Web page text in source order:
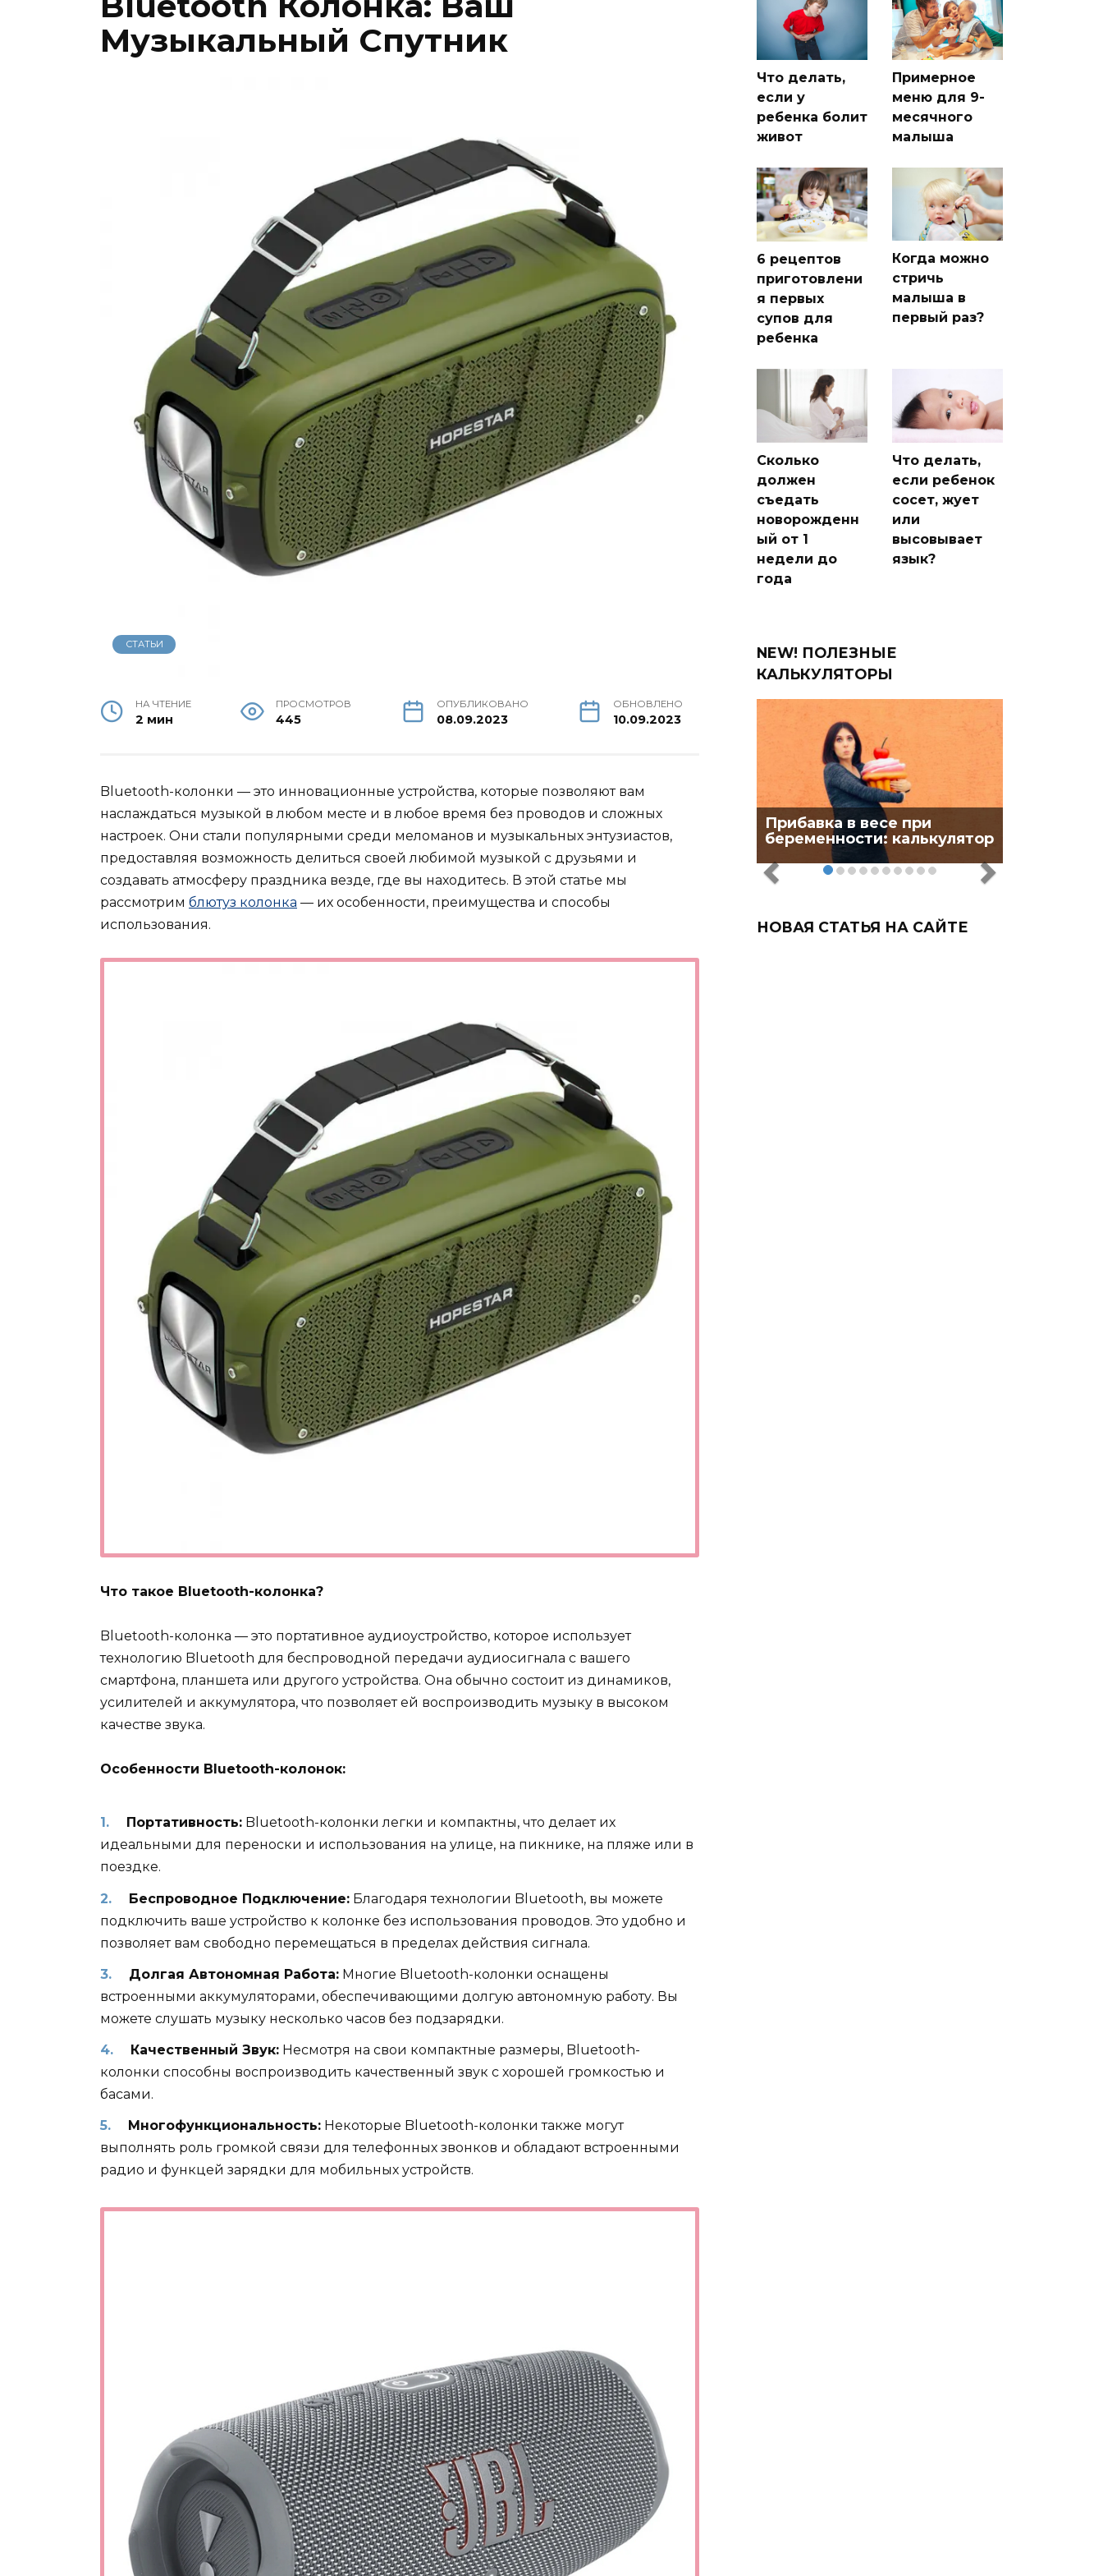
Музыкальный Спутник
СТАТЬИ
НА ЧТЕНИЕ
2 мин
ПРОСМОТРОВ
445
ОПУБЛИКОВАНО
08.09.2023
ОБНОВЛЕНО
10.09.2023
Bluetooth-колонки — это инновационные устройства, которые позволяют вам
наслаждаться музыкой в любом месте и в любое время без проводов и сложных
настроек. Они стали популярными среди меломанов и музыкальных энтузиастов,
предоставляя возможность делиться своей любимой музыкой с друзьями и
создавать атмосферу праздника везде, где вы находитесь. В этой статье мы
рассмотрим блютуз колонка — их особенности, преимущества и способы
использования.
Что такое Bluetooth-колонка?
Bluetooth-колонка — это портативное аудиоустройство, которое использует
технологию Bluetooth для беспроводной передачи аудиосигнала с вашего
смартфона, планшета или другого устройства. Она обычно состоит из динамиков,
усилителей и аккумулятора, что позволяет ей воспроизводить музыку в высоком
качестве звука.
Особенности Bluetooth-колонок:
Портативность:Bluetooth-колонки легки и компактны, что делает их
идеальными для переноски и использования на улице, на пикнике, на пляже или в
поездке.
Беспроводное Подключение:Благодаря технологии Bluetooth, вы можете
подключить ваше устройство к колонке без использования проводов. Это удобно и
позволяет вам свободно перемещаться в пределах действия сигнала.
Долгая Автономная Работа:Многие Bluetooth-колонки оснащены
встроенными аккумуляторами, обеспечивающими долгую автономную работу. Вы
можете слушать музыку несколько часов без подзарядки.
Качественный Звук:Несмотря на свои компактные размеры, Bluetooth-
колонки способны воспроизводить качественный звук с хорошей громкостью и
басами.
Многофункциональность:Некоторые Bluetooth-колонки также могут
выполнять роль громкой связи для телефонных звонков и обладают встроенными
радио и функцей зарядки для мобильных устройств.
Что делать,
если у
ребенка болит
живот
Примерное
меню для 9-
месячного
малыша
6 рецептов
приготовлени
я первых
супов для
ребенка
Когда можно
стричь
малыша в
первый раз?
Сколько
должен
съедать
новорожденн
ый от 1
недели до
года
Что делать,
если ребенок
сосет, жует
или
высовывает
язык?
NEW! ПОЛЕЗНЫЕ
КАЛЬКУЛЯТОРЫ
Прибавка в весе при
беременности: калькулятор
НОВАЯ СТАТЬЯ НА САЙТЕ